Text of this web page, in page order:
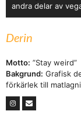
andra delar av
Derin
Motto: ”Stay weird”
Bakgrund: Grafisk
förkärlek till